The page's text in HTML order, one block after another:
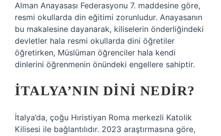
Alman Anayasası Federasyonu 7. maddesine göre,
resmi okullarda din eğitimi zorunludur. Anayasanın
bu makalesine dayanarak, kiliselerin önderliğindeki
devletler hala resmi okullarda dini öğretiler
öğretirken, Müslüman öğrenciler hala kendi
dinlerini öğrenmenin önündeki engellere sahiptir.
İTALYA’NIN DINI NEDIR?
İtalya’da, çoğu Hıristiyan Roma merkezli Katolik
Kilisesi ile bağlantılıdır. 2023 araştırmasına göre,